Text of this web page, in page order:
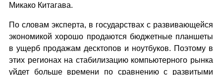
Микако Китагава.
По словам эксперта, в государствах с развивающейся
экономикой хорошо продаются бюджетные планшеты
в ущерб продажам десктопов и ноутбуков. Поэтому в
этих регионах на стабилизацию компьютерного рынка
уйдет больше времени по сравнению с развитыми